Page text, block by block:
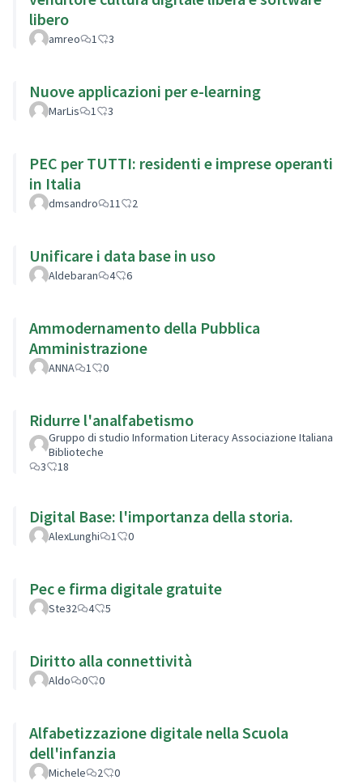
libero
amreo 1 3
Nuove applicazioni per e-learning
MarLis 1 3
PEC per TUTTI: residenti e imprese operanti
in Italia
dmsandro 11 2
Unificare i data base in uso
Aldebaran 4 6
Ammodernamento della Pubblica
Amministrazione
ANNA 1 0
Ridurre l'analfabetismo
Gruppo di studio Information Literacy Associazione Italiana
Biblioteche
3
18
Digital Base: l'importanza della storia.
AlexLunghi 1 0
Pec e firma digitale gratuite
Ste32 4 5
Diritto alla connettività
Aldo 0 0
Alfabetizzazione digitale nella Scuola
dell'infanzia
Michele 2 0